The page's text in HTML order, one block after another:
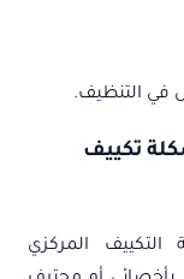
التنظيف.
تكييف
المركزي